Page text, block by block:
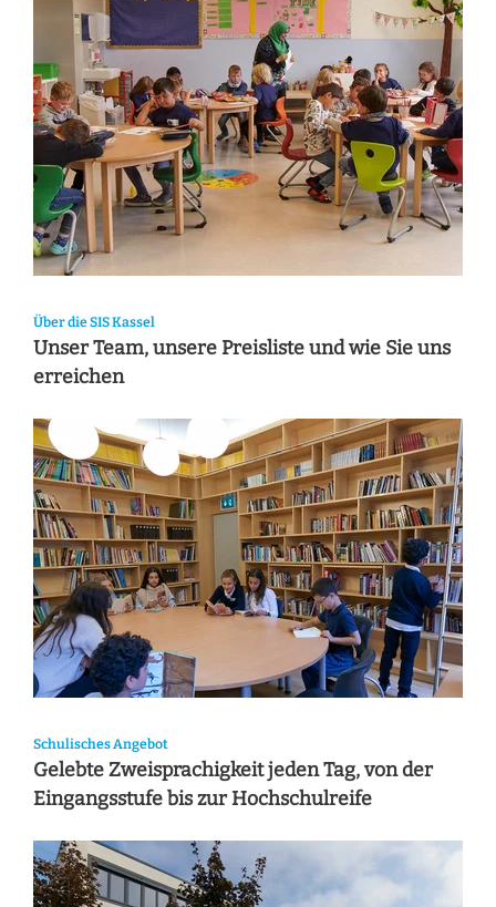
Über die SIS Kassel
Unser Team, unsere Preisliste und wie Sie uns
erreichen
Schulisches Angebot
Gelebte Zweisprachigkeit jeden Tag, von der
Eingangsstufe bis zur Hochschulreife